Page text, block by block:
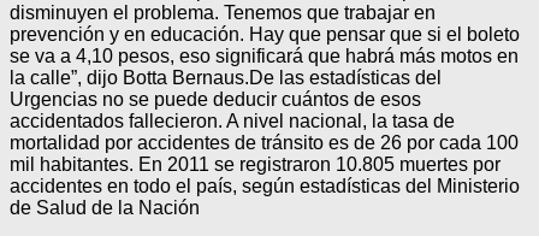
disminuyen el problema. Tenemos que trabajar en
prevención y en educación. Hay que pensar que si el boleto
se va a 4,10 pesos, eso significará que habrá más motos en
la calle”, dijo Botta Bernaus.De las estadísticas del
Urgencias no se puede deducir cuántos de esos
accidentados fallecieron. A nivel nacional, la tasa de
mortalidad por accidentes de tránsito es de 26 por cada 100
mil habitantes. En 2011 se registraron 10.805 muertes por
accidentes en todo el país, según estadísticas del Ministerio
de Salud de la Nación